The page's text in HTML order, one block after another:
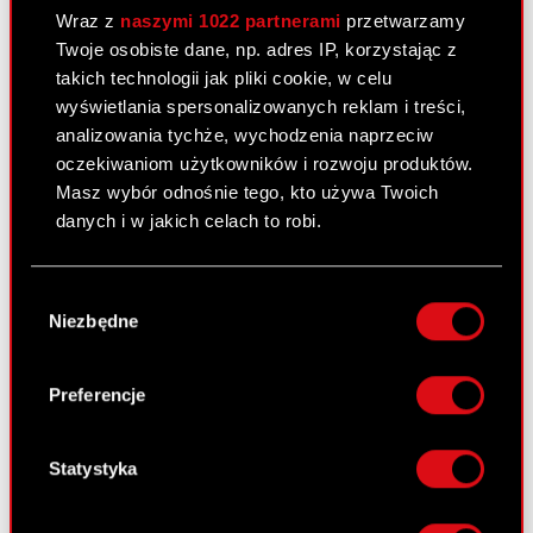
Wraz z naszymi 1022 partnerami przetwarzamy
Twoje osobiste dane, np. adres IP, korzystając z
takich technologii jak pliki cookie, w celu
wyświetlania spersonalizowanych reklam i treści,
analizowania tychże, wychodzenia naprzeciw
oczekiwaniom użytkowników i rozwoju produktów.
Masz wybór odnośnie tego, kto używa Twoich
danych i w jakich celach to robi.
Gromadzić dane dotyczące Twojej
lokalizacji geograficznej z dokładnością nawet
Identyfikować Twoje urządzenie, aktywnie
analizując charakteryzującego je zbiory
palca)
osobiste dane są przetwarzane oraz ustaw własne
zgody
Niezbędne
Preferencje
Statystyka
Raport bieżący nr 21/2015
8 października 2015
Zawiadomienie o transakcji dokonanej
przez osobę zobowiązaną
25 września 2015
dokonanych przez osobę blisko